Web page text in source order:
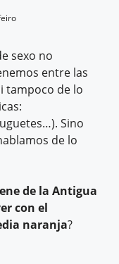
sexo no
entre las
tampoco de lo
Sino
de lo
de la Antigua
con el
naranja?